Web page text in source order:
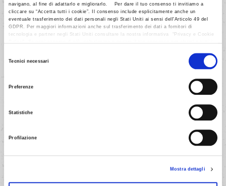
navigano, al fine di adattarlo e migliorarlo. Per dare il tuo consenso ti invitiamo a
cliccare su “Accetta tutti i cookie”. Il consenso include esplicitamente anche un
eventuale trasferimento dei dati personali negli Stati Uniti ai sensi dell'Articolo 49 del
GDPR. Per maggiori informazioni anche sul trasferimento dei dati a fornitori di
tecnologia e partner negli Stati Uniti consultare la nostra informativa “Privacy e Cookie
Tecnici necessari
Preferenze
Statistiche
Profilazione
Mostra dettagli
AVANTI